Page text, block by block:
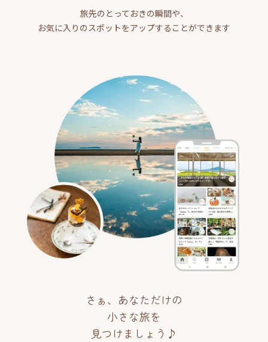
旅先のとっておきの瞬間や、
お気に入りのスポットをアップすることができます
さぁ、あなただけの
小さな旅を
見つけましょう♪